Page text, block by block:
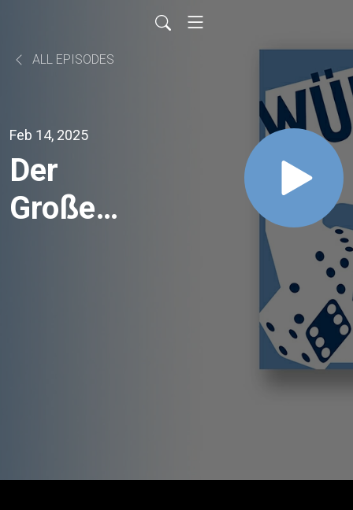
ALL EPISODES
Feb 14, 2025
Der
Große